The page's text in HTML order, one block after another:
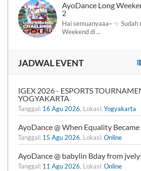
AyoDance Long
2
Hai semuanyaaa~ ✨ Sudah
Weekend di ...
JADWAL EVENT
IGEX 2026 - ESPORTS
YOGYAKARTA
Tanggal: 16 Agu 2026, Lokasi:Yogyakarta
AyoDance @ When Equality
Tanggal: 15 Agu 2026, Lokasi:Online
AyoDance @ babylin Bday from
Tanggal: 11 Agu 2026, Lokasi:Online